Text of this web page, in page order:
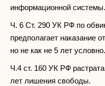
информационной системы.
Ч. 6 Ст. 290 УК РФ по
предполагает наказание
но не как не 5 лет условно.
Ч.4 ст. 160 УК РФ
лет лишения свободы.